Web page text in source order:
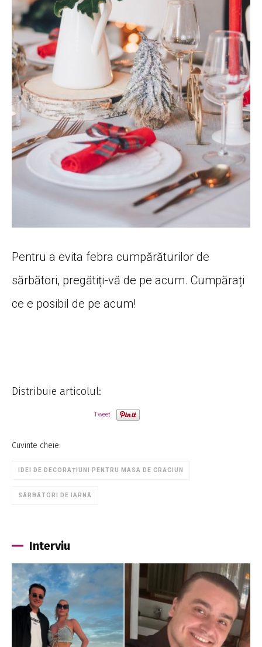
Pentru a evita febra cumpărăturilor de
sărbători, pregătiți-vă de pe acum. Cumpărați
ce e posibil de pe acum!
Distribuie articolul:
Tweet
Cuvinte cheie:
IDEI DE DECORAȚIUNI PENTRU MASA DE CRĂCIUN
SĂRBĂTORI DE IARNĂ
Interviu